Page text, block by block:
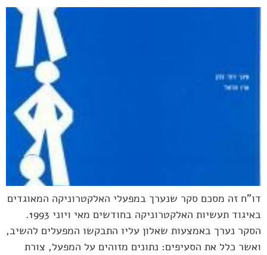
דו"ח זה מסכם סקר שנערך במפעלי האלקטרוניקה המאוגדים
באיגוד תעשיות האלקטרוניקה בחודשים מאי ויוני 1993.
הסקר נערך באמצעות שאלון עליו התבקשו המפעלים להשיב,
ואשר כלל את הסעיפים: נתונים מזוהים על המפעל, צורת